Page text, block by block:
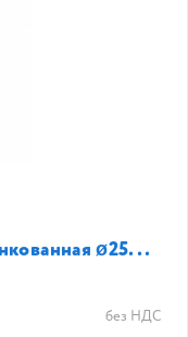
ø25...
без НДС